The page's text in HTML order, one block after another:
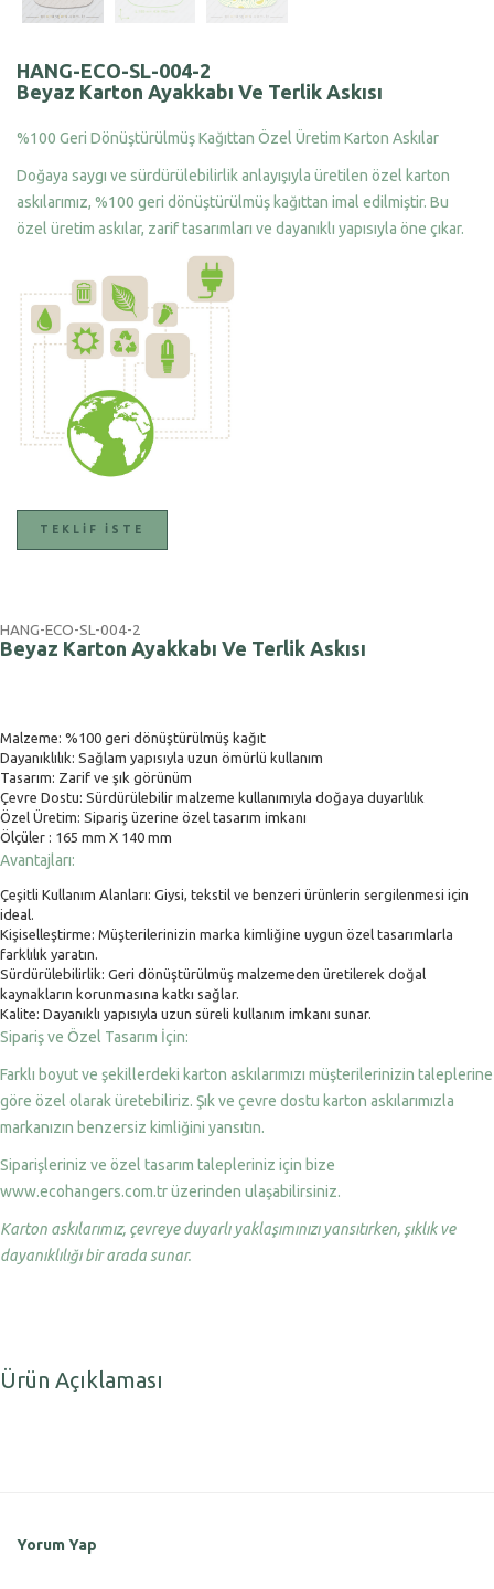
HANG-ECO-SL-004-2
Beyaz Karton Ayakkabı Ve Terlik Askısı
%100 Geri Dönüştürülmüş Kağıttan Özel Üretim Karton Askılar
Doğaya saygı ve sürdürülebilirlik anlayışıyla üretilen özel karton
askılarımız, %100 geri dönüştürülmüş kağıttan imal edilmiştir. Bu
özel üretim askılar, zarif tasarımları ve dayanıklı yapısıyla öne çıkar.
TEKLIF İSTE
HANG-ECO-SL-004-2
Beyaz Karton Ayakkabı Ve Terlik Askısı
Malzeme: %100 geri dönüştürülmüş kağıt
Dayanıklılık: Sağlam yapısıyla uzun ömürlü kullanım
Tasarım: Zarif ve şık görünüm
Çevre Dostu: Sürdürülebilir malzeme kullanımıyla doğaya duyarlılık
Özel Üretim: Sipariş üzerine özel tasarım imkanı
Ölçüler : 165 mm X 140 mm
Avantajları:
Çeşitli Kullanım Alanları: Giysi, tekstil ve benzeri ürünlerin sergilenmesi için
ideal.
Kişiselleştirme: Müşterilerinizin marka kimliğine uygun özel tasarımlarla
farklılık yaratın.
Sürdürülebilirlik: Geri dönüştürülmüş malzemeden üretilerek doğal
kaynakların korunmasına katkı sağlar.
Kalite: Dayanıklı yapısıyla uzun süreli kullanım imkanı sunar.
Sipariş ve Özel Tasarım İçin:
Farklı boyut ve şekillerdeki karton askılarımızı müşterilerinizin taleplerine
göre özel olarak üretebiliriz. Şık ve çevre dostu karton askılarımızla
markanızın benzersiz kimliğini yansıtın.
Siparişleriniz ve özel tasarım talepleriniz için bize
www.ecohangers.com.tr üzerinden ulaşabilirsiniz.
Karton askılarımız, çevreye duyarlı yaklaşımınızı yansıtırken, şıklık ve
dayanıklılığı bir arada sunar.
Ürün Açıklaması
Yorum Yap